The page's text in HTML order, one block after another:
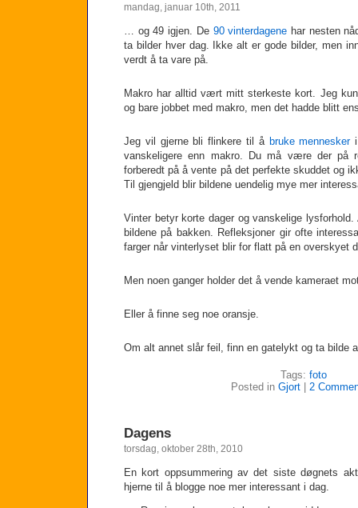
mandag, januar 10th, 2011
… og 49 igjen. De 90 vinterdagene har nesten
ta bilder hver dag. Ikke alt er gode bilder, men
verdt å ta vare på.
Makro har alltid vært mitt sterkeste kort. Jeg
og bare jobbet med makro, men det hadde blitt
Jeg vil gjerne bli flinkere til å bruke menneskeri
vanskeligere enn makro. Du må være der
forberedt på å vente på det perfekte skuddet og
Til gjengjeld blir bildene uendelig mye mer
Vinter betyr korte dager og vanskelige
bildene på bakken. Refleksjoner gir ofte
farger når vinterlyset blir for flatt på en overskyet
Men noen ganger holder det å vende kameraet
Eller å finne seg noe oransje.
Om alt annet slår feil, finn en gatelykt og ta bilde
Tags: foto
Posted in Gjort| 2
Dagens
torsdag, oktober 28th, 2010
En kort oppsummering av det siste døgnets
hjerne til å blogge noe mer interessant i dag.